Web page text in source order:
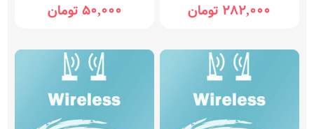
282,000 تومان 50,000 تومان